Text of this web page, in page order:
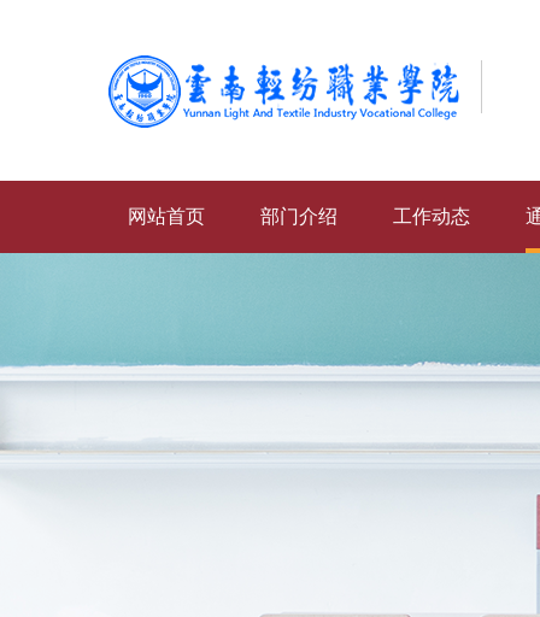
网站首页 部门介绍 工作动态